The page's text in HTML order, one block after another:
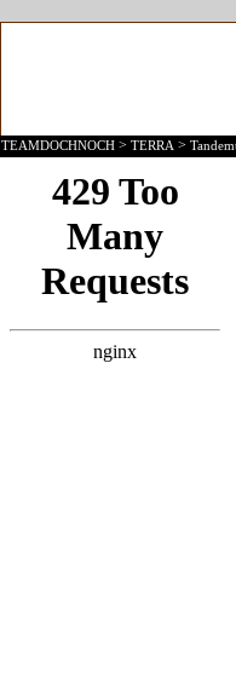
TEAMDOCHNOCH > TERRA >